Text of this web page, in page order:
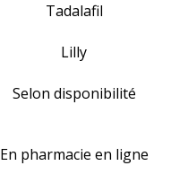
Tadalafil
Lilly
Selon disponibilité
En pharmacie en ligne